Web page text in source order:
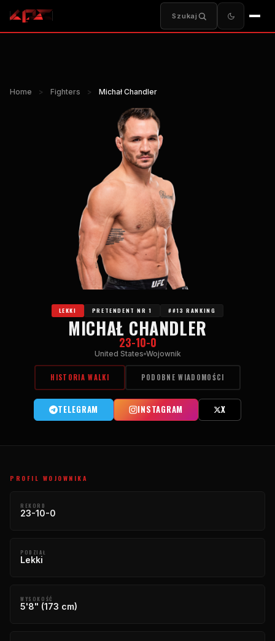
Szukaj
Home > Fighters > Michał Chandler
LEKKI PRETENDENT NR 1 ##13 RANKING
MICHAŁ CHANDLER
23-10-0
United States Wojownik
HISTORIA WALKI PODOBNE WIADOMOŚCI
TELEGRAM INSTAGRAM X
PROFIL WOJOWNIKA
REKORD
23-10-0
PODZIAŁ
Lekki
WYSOKOŚĆ
5'8" (173 cm)